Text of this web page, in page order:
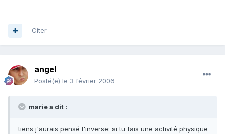
Citer
angel
Posté(e) le 3 février 2006
marie a dit :
tiens j'aurais pensé l'inverse: si tu fais une activité physique